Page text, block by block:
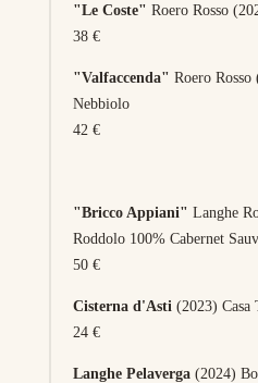
"Le Coste" Roero Rosso
38 €
"Valfaccenda" Roero Rosso
Nebbiolo
42 €
"Bricco Appiani" Langhe
Roddolo 100% Cabernet
50 €
Cisterna d'Asti (2023) Casa
24 €
Langhe Pelaverga(2024)